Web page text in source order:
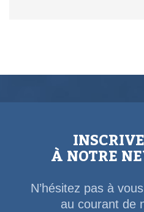
À NOTRE
N’hésitez pas à
au courant de